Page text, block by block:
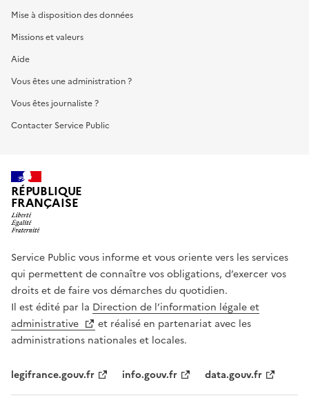
Mise à disposition des données
Missions et valeurs
Aide
Vous êtes une administration ?
Vous êtes journaliste ?
Contacter Service Public
RÉPUBLIQUE
FRANÇAISE
Service Public vous informe et vous oriente vers les services
qui permettent de connaître vos obligations, d’exercer vos
droits et de faire vos démarches du quotidien.
Il est édité par la Direction de l’information légale et
administrative
et réalisé en partenariat avec les
administrations nationales et locales.
legifrance.gouv.fr info.gouv.fr data.gouv.fr